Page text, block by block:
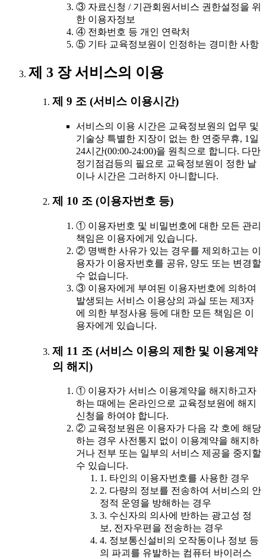
③ 자료신청 / 기관회원서비스 권한설정을 위
한 이용자정보
④ 전화번호 등 개인 연락처
⑤ 기타 교육정보원이 인정하는 경미한 사항
제 3 장 서비스의 이용
제 9 조 (서비스 이용시간)
서비스의 이용 시간은 교육정보원의 업무 및
기술상 특별한 지장이 없는 한 연중무휴, 1일
24시간(00:00-24:00)을 원칙으로 합니다. 다만
정기점검등의 필요로 교육정보원이 정한 날
이나 시간은 그러하지 아니합니다.
제 10 조 (이용자번호 등)
① 이용자번호 및 비밀번호에 대한 모든 관리
책임은 이용자에게 있습니다.
② 명백한 사유가 있는 경우를 제외하고는 이
용자가 이용자번호를 공유, 양도 또는 변경할
수 없습니다.
③ 이용자에게 부여된 이용자번호에 의하여
발생되는 서비스 이용상의 과실 또는 제3자
에 의한 부정사용 등에 대한 모든 책임은 이
용자에게 있습니다.
제 11 조 (서비스 이용의 제한 및 이용계약
의 해지)
① 이용자가 서비스 이용계약을 해지하고자
하는 때에는 온라인으로 교육정보원에 해지
신청을 하여야 합니다.
② 교육정보원은 이용자가 다음 각 호에 해당
하는 경우 사전통지 없이 이용계약을 해지하
거나 전부 또는 일부의 서비스 제공을 중지할
수 있습니다.
1. 타인의 이용자번호를 사용한 경우
2. 다량의 정보를 전송하여 서비스의 안
정적 운영을 방해하는 경우
3. 수신자의 의사에 반하는 광고성 정
보, 전자우편을 전송하는 경우
4. 정보통신설비의 오작동이나 정보 등
의 파괴를 유발하는 컴퓨터 바이러스